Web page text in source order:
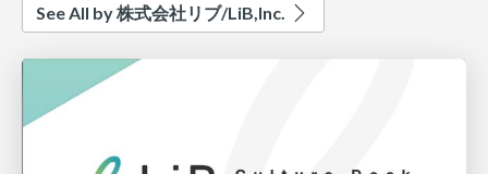
See All by 株式会社リブ/LiB,Inc.